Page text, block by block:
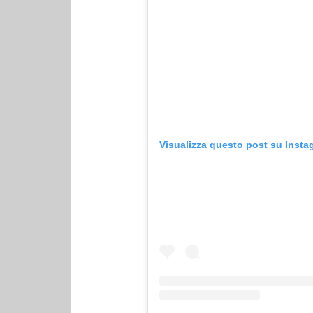
Visualizza questo post su